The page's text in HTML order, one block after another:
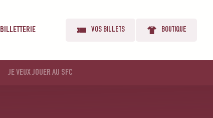
BILLETTERIE
JE VEUX JOUER AU SFC
VOS BILLETS BOUTIQUE